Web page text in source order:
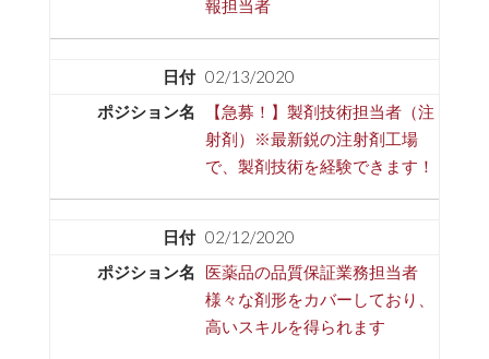
報担当者
02/13/2020
【急募！】製剤技術担当者（注
射剤）※最新鋭の注射剤工場
で、製剤技術を経験できます！
02/12/2020
医薬品の品質保証業務担当者
様々な剤形をカバーしており、
高いスキルを得られます